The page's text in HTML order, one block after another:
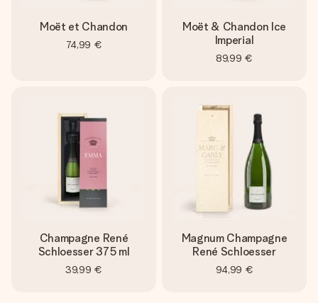
Moët et Chandon
74,99 €
Moët & Chandon Ice
Imperial
89,99 €
Champagne René
Schloesser 375 ml
39,99 €
Magnum Champagne
René Schloesser
94,99 €